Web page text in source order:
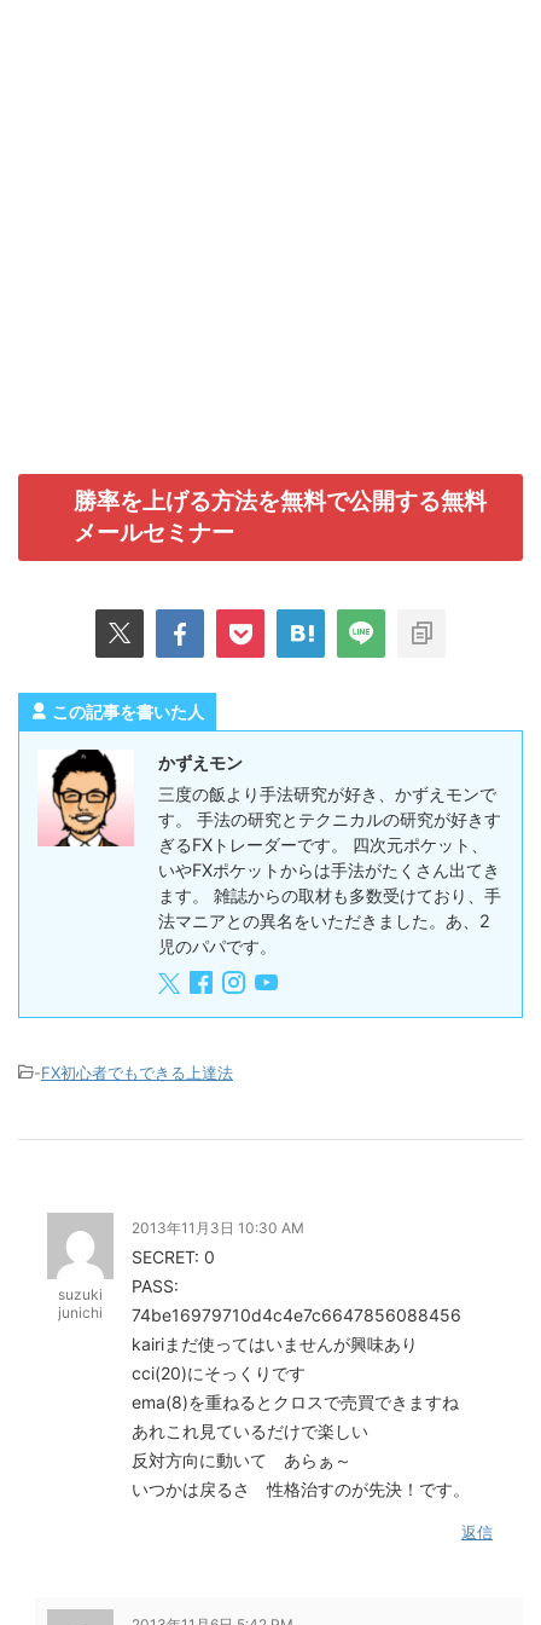
勝率を上げる方法を無料で公開する無料
メールセミナー
この記事を書いた人
かずえモン
三度の飯より手法研究が好き、かずえモンで
す。 手法の研究とテクニカルの研究が好きす
ぎるFXトレーダーです。 四次元ポケット、
いやFXポケットからは手法がたくさん出てき
ます。 雑誌からの取材も多数受けており、手
法マニアとの異名をいただきました。あ、2
児のパパです。
-FX初心者でもできる上達法
suzuki
junichi
2013年11月3日 10:30 AM
SECRET: 0
PASS:
74be16979710d4c4e7c6647856088456
kairiまだ使ってはいませんが興味あり
cci(20)にそっくりです
ema(8)を重ねるとクロスで売買できますね
あれこれ見ているだけで楽しい
反対方向に動いて あらぁ～
いつかは戻るさ 性格治すのが先決！です。
返信